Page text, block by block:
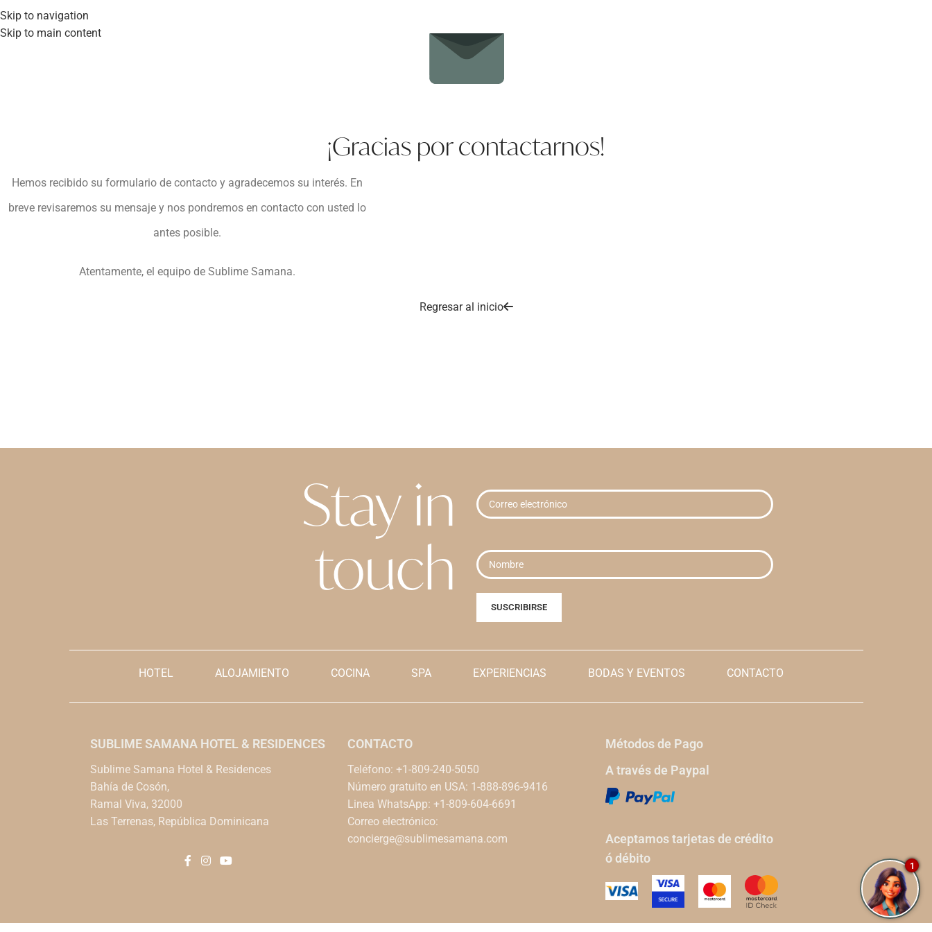
Skip to navigation
Skip to main content
¡Gracias por contactarnos!
Hemos recibido su formulario de contacto y agradecemos su interés. En
breve revisaremos su mensaje y nos pondremos en contacto con usted lo
antes posible.
Atentamente, el equipo de Sublime Samana.
Regresar al inicio
Stay in
touch
HOTEL ALOJAMIENTO COCINA SPA EXPERIENCIAS BODAS Y EVENTOS CONTACTO
SUBLIME SAMANA HOTEL & RESIDENCES
Sublime Samana Hotel & Residences
Bahía de Cosón,
Ramal Viva, 32000
Las Terrenas, República Dominicana
CONTACTO
Teléfono: +1-809-240-5050
Número gratuito en USA: 1-888-896-9416
Linea WhatsApp: +1-809-604-6691
Correo electrónico:
concierge@sublimesamana.com
Métodos de Pago
A través de Paypal
Aceptamos tarjetas de crédito
ó débito
1